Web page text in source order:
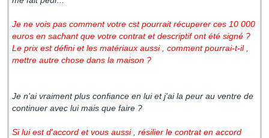
Je ne vois pas comment votre cst pourrait récuperer ces 10 000
euros en sachant que votre contrat et descriptif ont été signé ?
Le prix est défini et les matériaux aussi , comment pourrai-t-il ,
mettre autre chose dans la maison ?
Je n'ai vraiment plus confiance en lui et j'ai la peur au ventre de
continuer avec lui mais que faire ?
Si lui est d'accord et vous aussi , résilier le contrat en accord